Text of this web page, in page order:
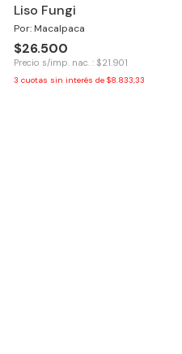
Liso Fungi
Por: Macalpaca
$26.500
Precio s/imp. nac. : $21.901
3 cuotas sin interés de $8.833,33